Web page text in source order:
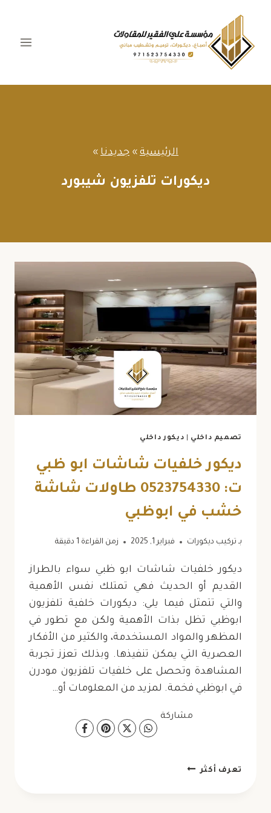
المحتوى
الرئيسية » جديدنا »
ديكورات تلفزيون شيبورد
تصميم داخلي ديكور داخلي
ديكور خلفيات شاشات ابو ظبي
ت: 0523754330 طاولات شاشة
خشب في ابوظبي
بـ تركيب ديكورات فبراير 1, 2025 زمن القراءة دقيقة
ديكور خلفيات شاشات ابو ظبي سواء بالطراز
القديم أو الحديث فهي تمتلك نفس الأهمية
والتي تتمثل فيما يلي: ديكورات خلفية تلفزيون
ابوظبي تظل بذات الأهمية ولكن مع تطور في
المظهر والمواد المستخدمة، والكثير من الأفكار
العصرية التي يمكن تنفيذها. وبذلك تعزز تجربة
المشاهدة وتحصل على خلفيات تلفزيون مودرن
في ابوظبي فخمة. لمزيد من المعلومات أو…
مشاركة
تعرف أكثر ديكور